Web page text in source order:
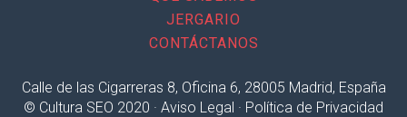
JERGARIO
CONTÁCTANOS
Calle de las Cigarreras 8, Oficina 6, 28005 Madrid, España
© Cultura SEO 2020 · Aviso Legal · Política de Privacidad